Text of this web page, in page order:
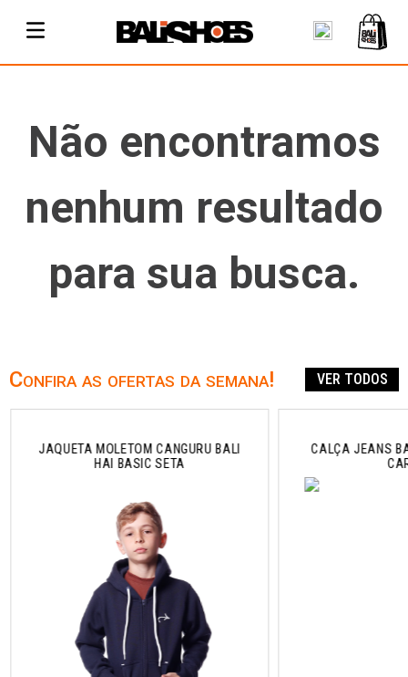
Não encontramos
nenhum resultado
para sua busca.
Confira as ofertas da semana! VER TODOS
JAQUETA MOLETOM CANGURU BALI
HAI BASIC SETA
CALÇA JEANS